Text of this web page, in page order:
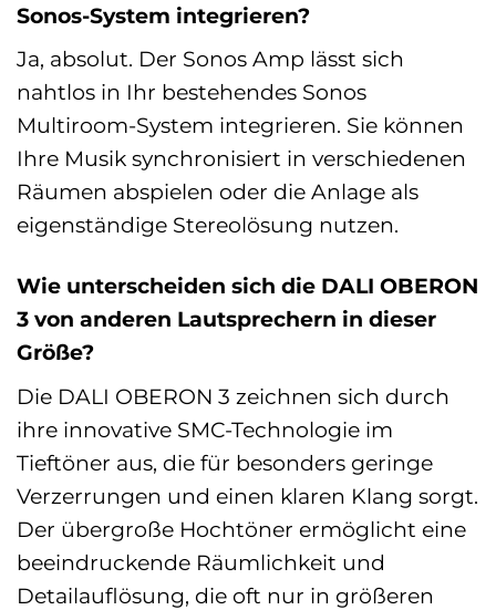
Sonos-System integrieren?
Ja, absolut. Der Sonos Amp lässt sich
nahtlos in Ihr bestehendes Sonos
Multiroom-System integrieren. Sie können
Ihre Musik synchronisiert in verschiedenen
Räumen abspielen oder die Anlage als
eigenständige Stereolösung nutzen.
Wie unterscheiden sich die DALI OBERON
3 von anderen Lautsprechern in dieser
Größe?
Die DALI OBERON 3 zeichnen sich durch
ihre innovative SMC-Technologie im
Tieftöner aus, die für besonders geringe
Verzerrungen und einen klaren Klang sorgt.
Der übergroße Hochtöner ermöglicht eine
beeindruckende Räumlichkeit und
Detailauflösung, die oft nur in größeren